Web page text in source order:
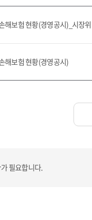
해보험 현황(경영공시)_시장
해보험 현황(경영공시)
가 필요합니다.